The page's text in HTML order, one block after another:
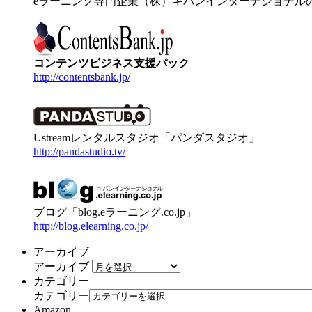
コンテンツビジネス支援パック
http://contentsbank.jp/
Ustreamレンタルスタジオ「パンダスタジオ」
http://pandastudio.tv/
ブログ「blog.eラーニング.co.jp」
http://blog.elearning.co.jp/
アーカイブ
アーカイブ
カテゴリー
カテゴリー
Amazon